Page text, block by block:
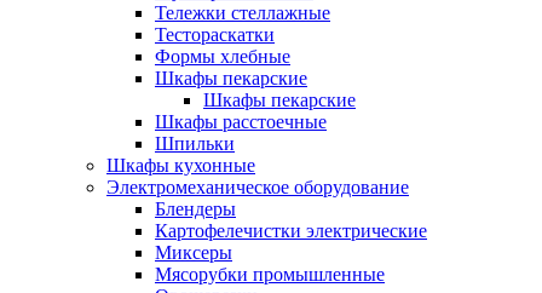
Тележки стеллажные
Тестораскатки
Формы хлебные
Шкафы пекарские
Шкафы пекарские
Шкафы расстоечные
Шпильки
Шкафы кухонные
Электромеханическое оборудование
Блендеры
Картофелечистки электрические
Миксеры
Мясорубки промышленные